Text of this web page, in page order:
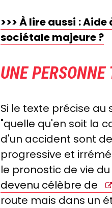
>>> À lire aussi :
sociétale majeure ?
UNE
Si le texte précise
"quelle qu'en soit la
d'un accident sont
progressive et
le pronostic de vie
devenu célèbre de
route mais dans un